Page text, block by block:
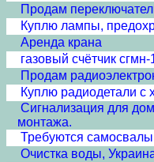
Продам
Куплю лампы,
Аренда крана
газовый счётчик сгмн-
Продам
Куплю радиодетали с
Сигнализация для
монтажа.
Требуются самосвалы
Очистка воды,